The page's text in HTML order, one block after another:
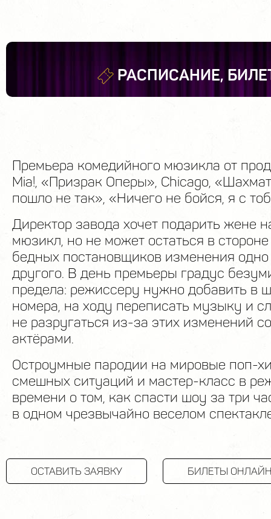
РАСПИСАНИЕ,
Премьера комедийного мюзикла от
Mia!, «Призрак Оперы», Chicago,
пошло не так», «Ничего не бойся, я с
Директор завода хочет подарить жене
мюзикл, но не может остаться в стороне
бедных постановщиков изменения
другого. В день премьеры градус
предела: режиссеру нужно добавить в
номера, на ходу переписать музыку и
не разругаться из-за этих изменений
актёрами.
Остроумные пародии на мировые поп-
смешных ситуаций и мастер-класс в
времени о том, как спасти шоу за три
в одном чрезвычайно веселом
ОСТАВИТЬ ЗАЯВКУ БИЛЕТЫ